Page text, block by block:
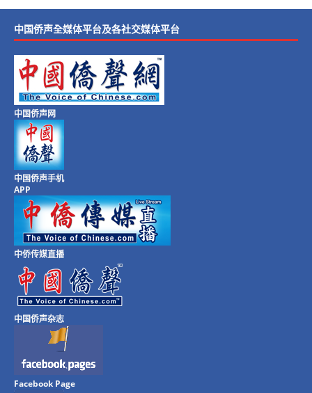
中国侨声全媒体平台及各社交媒体平台
中国侨声网
中国侨声手机
APP
中侨传媒直播
中国侨声杂志
Facebook Page